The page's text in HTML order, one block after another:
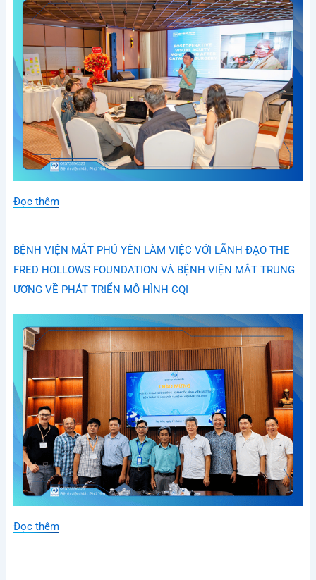
Đọc thêm
BỆNH VIỆN MẮT PHÚ YÊN LÀM VIỆC VỚI LÃNH ĐẠO THE
FRED HOLLOWS FOUNDATION VÀ BỆNH VIỆN MẮT TRUNG
ƯƠNG VỀ PHÁT TRIỂN MÔ HÌNH CQI
Đọc thêm